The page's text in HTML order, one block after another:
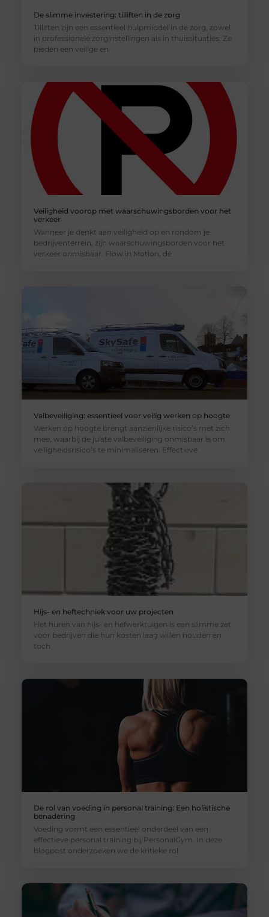
De slimme investering: tilliften in de zorg
Tilliften zijn een essentieel hulpmiddel in de zorg, zowel
in professionele zorginstellingen als in thuissituaties. Ze
bieden een veilige en
Veiligheid voorop met waarschuwingsborden voor het
verkeer
Wanneer je denkt aan veiligheid op en rondom je
bedrijventerrein, zijn waarschuwingsborden voor het
verkeer onmisbaar. Flow in Motion, dé
Valbeveiliging: essentieel voor veilig werken op hoogte
Werken op hoogte brengt aanzienlijke risico’s met zich
mee, waarbij de juiste valbeveiliging onmisbaar is om
veiligheidsrisico’s te minimaliseren. Effectieve
Hijs- en heftechniek voor uw projecten
Het huren van hijs- en hefwerktuigen is een slimme zet
voor bedrijven die hun kosten laag willen houden en
toch
De rol van voeding in personal training: Een holistische
benadering
Voeding vormt een essentieel onderdeel van een
effectieve personal training bij PersonalGym. In deze
blogpost onderzoeken we de kritieke rol